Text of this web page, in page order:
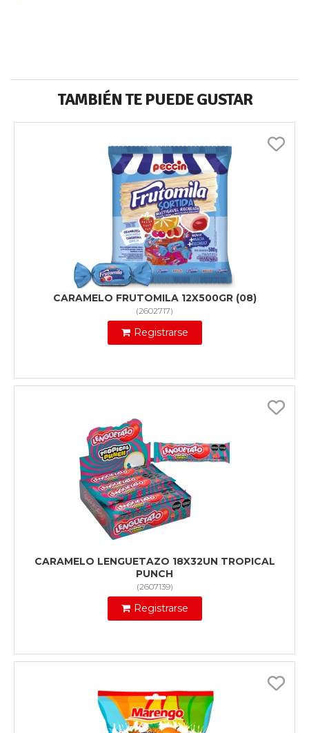
TAMBIÉN TE PUEDE GUSTAR
CARAMELO FRUTOMILA 12X500GR (08)
(2602717)
Registrarse
CARAMELO LENGUETAZO 18X32UN TROPICAL
PUNCH
(2607139)
Registrarse